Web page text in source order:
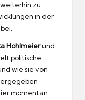
zu
in der
Hohlmeierund
politische
wie sie von
momentan